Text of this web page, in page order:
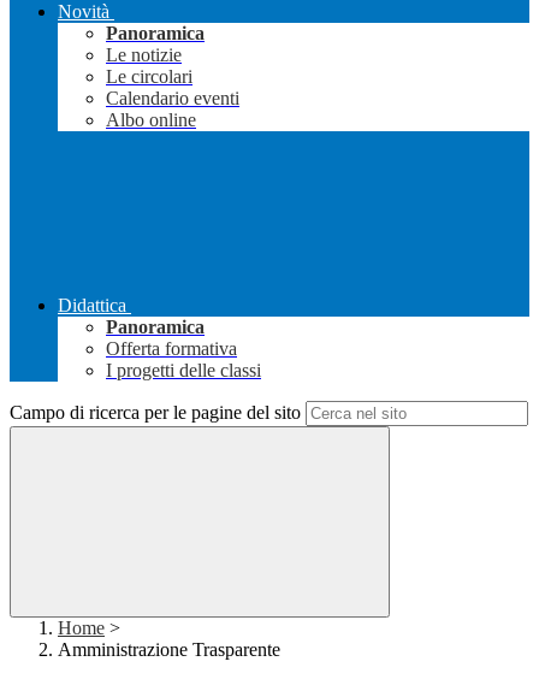
Novità
Panoramica
Le notizie
Le circolari
Calendario eventi
Albo online
Didattica
Panoramica
Offerta formativa
I progetti delle classi
Campo di ricerca per le pagine del sito
Home >
Amministrazione Trasparente